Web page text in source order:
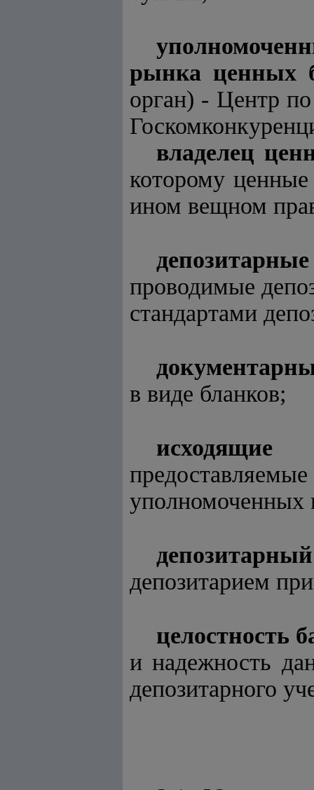
рынка ценных
орган) - Центр
владелец
которому ценные
ином вещном
проводимые
стандартами
в виде бланков;
исходящие
уполномоченных
депозитарием
целостность
и надежность
депозитарного